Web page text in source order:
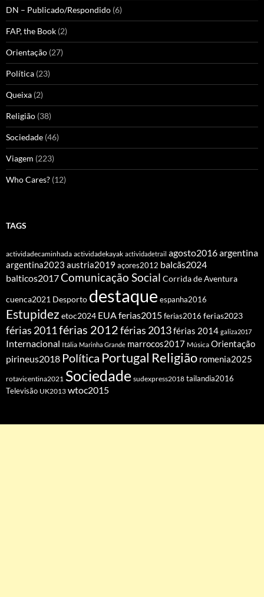
DN – Publicado/Respondido (6)
FAP, the Book (2)
Orientação (27)
Política (23)
Queixa (2)
Religião (38)
Sociedade (46)
Viagem (223)
Who Cares? (12)
TAGS
actividadecaminhada actividadekayak actividadetrail agosto2016argentina
argentina2023 austria2019 açores2012 balcãs2024
balticos2017Comunicação Social Corrida de Aventura
cuenca2021 Desporto destaque espanha2016
Estupidez etoc2024 EUAferias2015ferias2016 ferias2023
férias 2011férias 2012férias 2013férias 2014 galiza2017
Internacional Itália Marinha Grande marrocos2017 Música Orientação
pirineus2018 Política Portugal Religião romenia2025
rotavicentina2021 Sociedade sudexpress2018 tailandia2016
Televisão UK2013 wtoc2015